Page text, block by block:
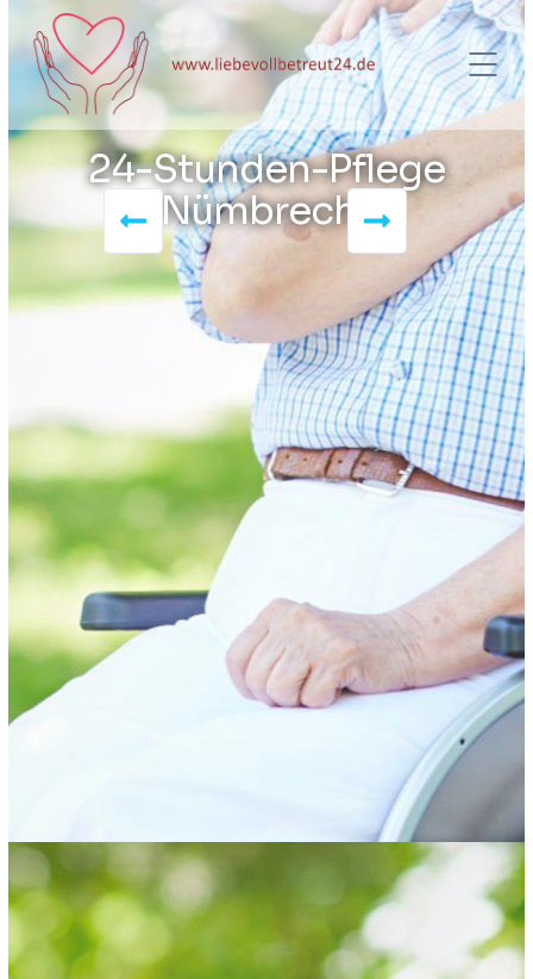
24-Stunden-Pflege
Nümbrecht